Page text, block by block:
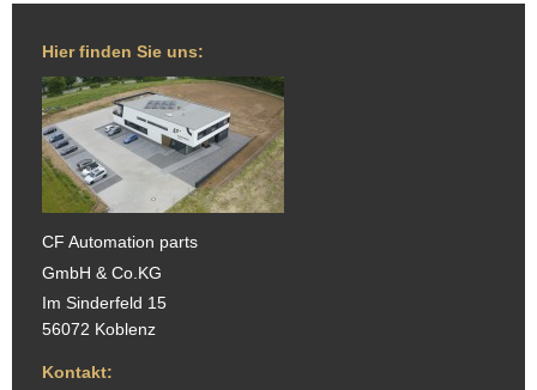
Hier finden Sie uns:
CF Automation parts
GmbH & Co.KG
Im Sinderfeld 15
56072 Koblenz
Kontakt: